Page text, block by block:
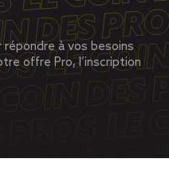
répondre à vos besoins
offre Pro, l’inscription